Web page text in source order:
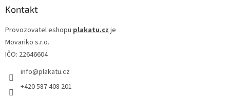
Kontakt
Provozovatel eshopu plakatu.czje
Movariko s.r.o.
IČO: 22646604
info@plakatu.cz
+420 587 408 201